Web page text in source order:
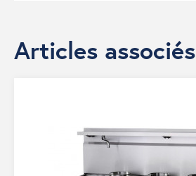
Articles associés